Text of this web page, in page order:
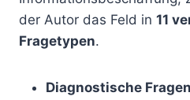
der Autor das Feld in 11
Fragetypen.
Diagnostische Fragen